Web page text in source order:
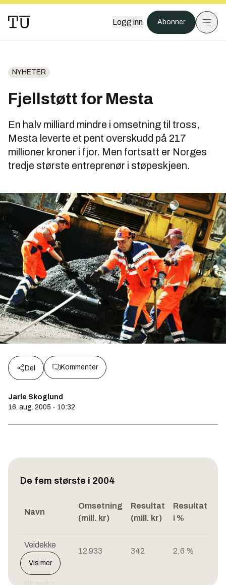
Logg inn Abonner
NYHETER
Fjellstøtt for Mesta
En halv milliard mindre i omsetning til tross,
Mesta leverte et pent overskudd på 217
millioner kroner i fjor. Men fortsatt er Norges
tredje største entreprenør i støpeskjeen.
Del Kommenter
Jarle Skoglund
16. aug. 2005 - 10:32
De fem største i 2004
Navn
Omsetning
(mill. kr)
Resultat
(mill. kr)
Resultat
i %
Veidekke
ASA
12 933 342 2,6 %
Vis mer